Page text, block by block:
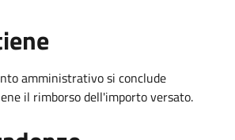
amministrativo si conclude
il rimborso dell'importo versato.